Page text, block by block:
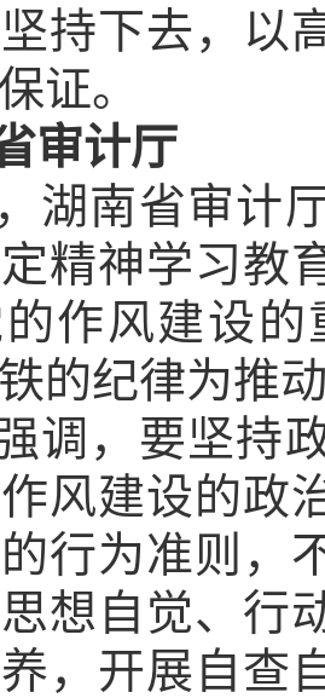
持下去，以
证。
审计厅
湖南省审计
精神学习教
作风建设
的纪律为推
调，要坚持
风建设的政
行为准则，
想自觉、行
，开展自查